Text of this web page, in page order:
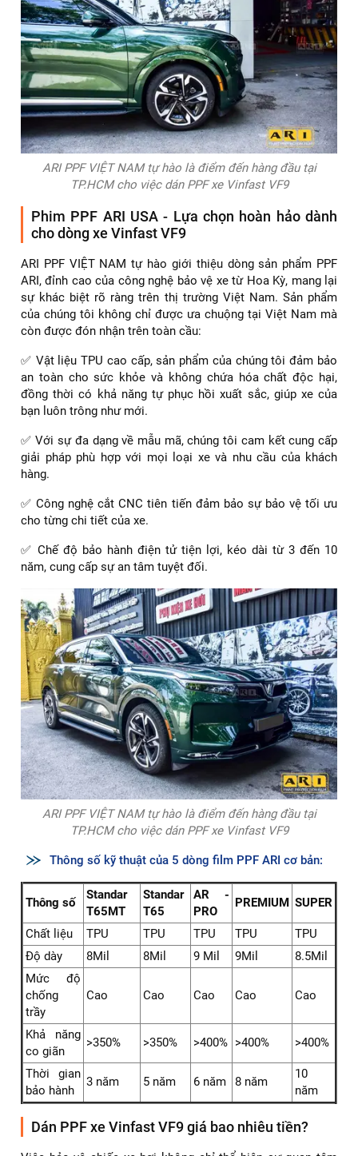
ARI PPF VIỆT NAM tự hào là điểm đến hàng đầu tại
TP.HCM cho việc dán PPF xe Vinfast VF9
Phim PPF ARI USA - Lựa chọn hoàn hảo dành
cho dòng xe Vinfast VF9
ARI PPF VIỆT NAM tự hào giới thiệu dòng sản phẩm PPF
ARI, đỉnh cao của công nghệ bảo vệ xe từ Hoa Kỳ, mang lại
sự khác biệt rõ ràng trên thị trường Việt Nam. Sản phẩm
của chúng tôi không chỉ được ưa chuộng tại Việt Nam mà
còn được đón nhận trên toàn cầu:
✅ Vật liệu TPU cao cấp, sản phẩm của chúng tôi đảm bảo
an toàn cho sức khỏe và không chứa hóa chất độc hại,
đồng thời có khả năng tự phục hồi xuất sắc, giúp xe của
bạn luôn trông như mới.
✅ Với sự đa dạng về mẫu mã, chúng tôi cam kết cung cấp
giải pháp phù hợp với mọi loại xe và nhu cầu của khách
hàng.
✅ Công nghệ cắt CNC tiên tiến đảm bảo sự bảo vệ tối ưu
cho từng chi tiết của xe.
✅ Chế độ bảo hành điện tử tiện lợi, kéo dài từ 3 đến 10
năm, cung cấp sự an tâm tuyệt đối.
ARI PPF VIỆT NAM tự hào là điểm đến hàng đầu tại
TP.HCM cho việc dán PPF xe Vinfast VF9
Thông số kỹ thuật của 5 dòng film PPF ARI cơ bản:
Thông số
Standar
T65MT
Standar
T65
AR -
PRO
PREMIUM SUPER
Chất liệu TPU TPU TPU TPU
TPU
Độ dày
8Mil 8Mil 9 Mil 9Mil
8.5Mil
Mức độ
chống
trầy
Cao Cao Cao Cao Cao
Khả năng
co giãn
>350% >350% >400% >400% >400%
Thời gian
bảo hành
3 năm 5 năm 6 năm 8 năm
10
năm
Dán PPF xe Vinfast VF9 giá bao nhiêu tiền?